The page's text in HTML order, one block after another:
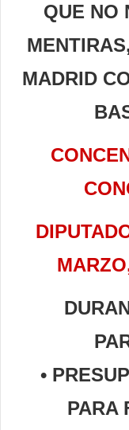
QUE NO
MADRID
DIPU
•
PARA